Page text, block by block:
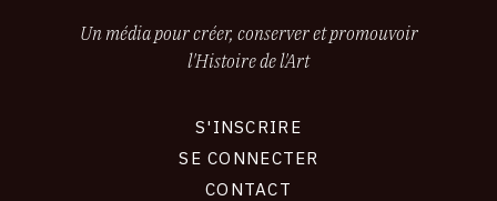
Un média pour créer, conserver et promouvoir
l'Histoire de l'Art
S'INSCRIRE
SE CONNECTER
CONTACT